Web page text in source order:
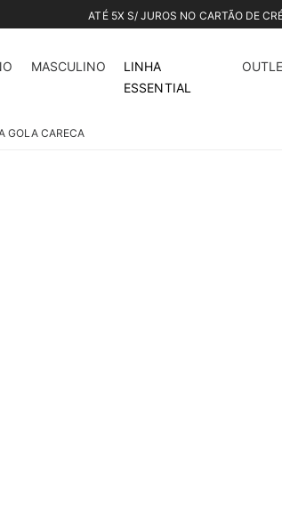
ATÉ 5X S/ JUROS NO CARTÃO DE
MASCULINO
LINHA
ESSENTIAL
GOLA CARECA
23%off